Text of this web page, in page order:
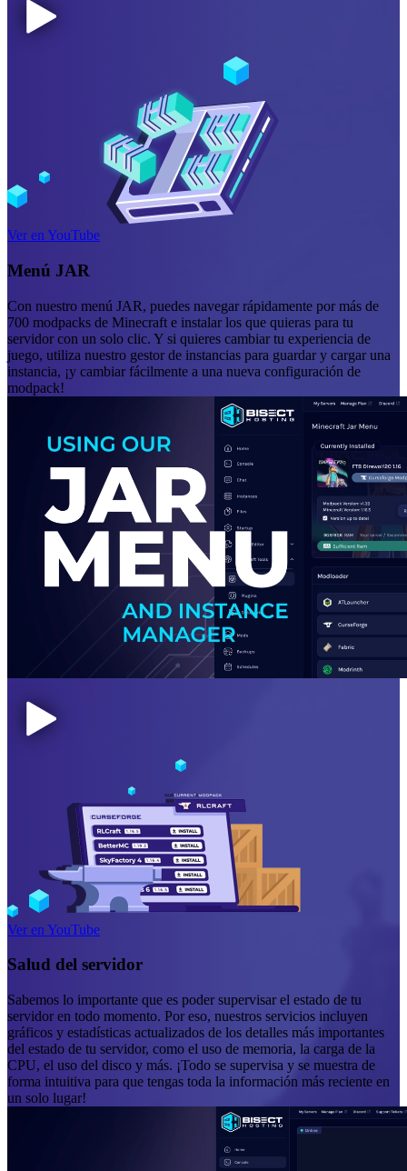
Ver en YouTube
Menú JAR
Con nuestro menú JAR, puedes navegar rápidamente por más de
700 modpacks de Minecraft e instalar los que quieras para tu
servidor con un solo clic. Y si quieres cambiar tu experiencia de
juego, utiliza nuestro gestor de instancias para guardar y cargar una
instancia, ¡y cambiar fácilmente a una nueva configuración de
modpack!
Ver en YouTube
Salud del servidor
Sabemos lo importante que es poder supervisar el estado de tu
servidor en todo momento. Por eso, nuestros servicios incluyen
gráficos y estadísticas actualizados de los detalles más importantes
del estado de tu servidor, como el uso de memoria, la carga de la
CPU, el uso del disco y más. ¡Todo se supervisa y se muestra de
forma intuitiva para que tengas toda la información más reciente en
un solo lugar!